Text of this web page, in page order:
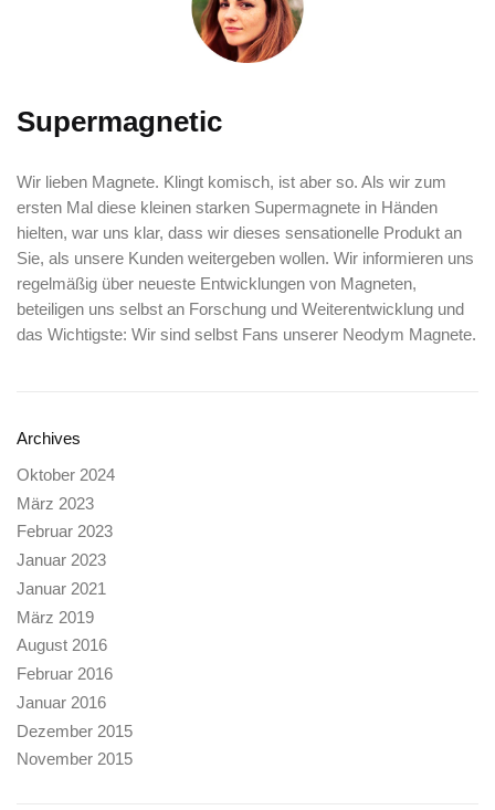
Supermagnetic
Wir lieben Magnete. Klingt komisch, ist aber so. Als wir zum
ersten Mal diese kleinen starken Supermagnete in Händen
hielten, war uns klar, dass wir dieses sensationelle Produkt an
Sie, als unsere Kunden weitergeben wollen. Wir informieren uns
regelmäßig über neueste Entwicklungen von Magneten,
beteiligen uns selbst an Forschung und Weiterentwicklung und
das Wichtigste: Wir sind selbst Fans unserer Neodym Magnete.
Archives
Oktober 2024
März 2023
Februar 2023
Januar 2023
Januar 2021
März 2019
August 2016
Februar 2016
Januar 2016
Dezember 2015
November 2015